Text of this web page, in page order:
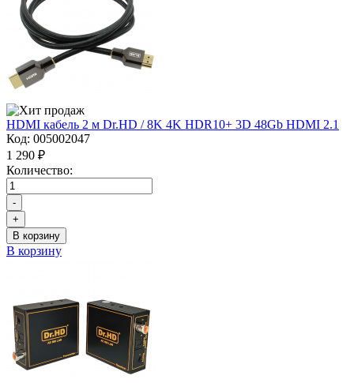
HDMI кабель 2 м Dr.HD / 8K 4K HDR10+ 3D 48Gb HDMI 2.1
Код: 005002047
1 290 ₽
Количество:
-
+
В корзину
В корзину